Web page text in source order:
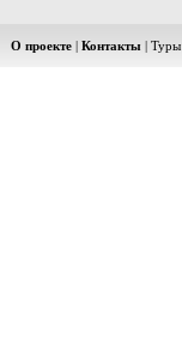
О проекте | Контакты | Туры